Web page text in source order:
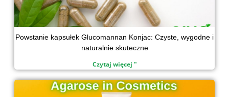
Powstanie kapsułek Glucomannan Konjac: Czyste, wygodne i
naturalnie skuteczne
Czytaj więcej "